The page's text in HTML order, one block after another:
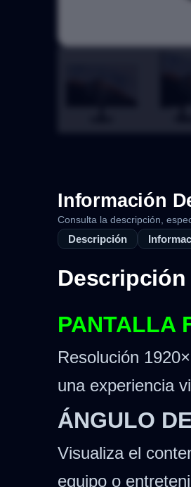
Información
Consulta la descripción,
Descripción
Descripción
PANTALLA
Resolución
una experiencia
ÁNGULO
Visualiza el
equipo o